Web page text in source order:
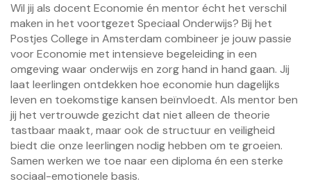
Wil jij als docent Economie én mentor écht het verschil
maken in het voortgezet Speciaal Onderwijs? Bij het
Postjes College in Amsterdam combineer je jouw passie
voor Economie met intensieve begeleiding in een
omgeving waar onderwijs en zorg hand in hand gaan. Jij
laat leerlingen ontdekken hoe economie hun dagelijks
leven en toekomstige kansen beïnvloedt. Als mentor ben
jij het vertrouwde gezicht dat niet alleen de theorie
tastbaar maakt, maar ook de structuur en veiligheid
biedt die onze leerlingen nodig hebben om te groeien.
Samen werken we toe naar een diploma én een sterke
sociaal-emotionele basis.